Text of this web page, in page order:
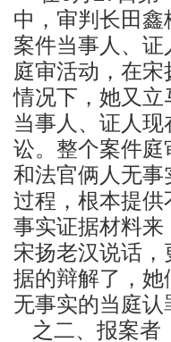
中，审判长田
案件当事人、
庭审活动，在
情况下，她又
当事人、证人
讼。整个案件庭
和法官俩人无事
过程，根本提供
事实证据材料
宋扬老汉说话
据的辩解了，她
无事实的当庭认
之二、报案者